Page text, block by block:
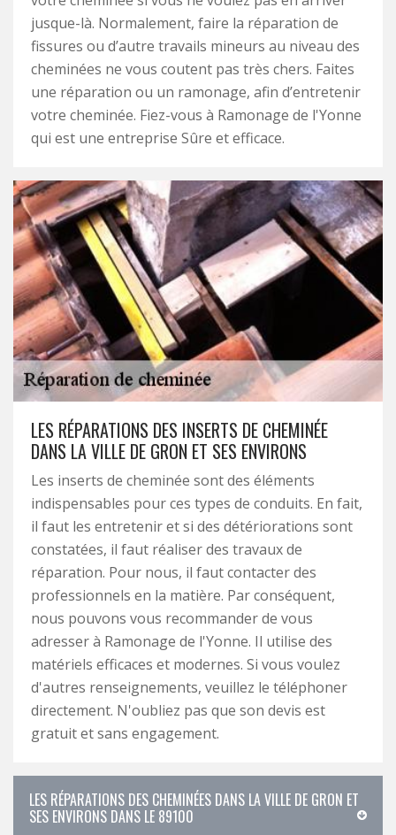
jusque-là. Normalement, faire la réparation de
fissures ou d’autre travails mineurs au niveau des
cheminées ne vous coutent pas très chers. Faites
une réparation ou un ramonage, afin d’entretenir
votre cheminée. Fiez-vous à Ramonage de l'Yonne
qui est une entreprise Sûre et efficace.
LES RÉPARATIONS DES INSERTS DE CHEMINÉE
DANS LA VILLE DE GRON ET SES ENVIRONS
Les inserts de cheminée sont des éléments
indispensables pour ces types de conduits. En fait,
il faut les entretenir et si des détériorations sont
constatées, il faut réaliser des travaux de
réparation. Pour nous, il faut contacter des
professionnels en la matière. Par conséquent,
nous pouvons vous recommander de vous
adresser à Ramonage de l'Yonne. Il utilise des
matériels efficaces et modernes. Si vous voulez
d'autres renseignements, veuillez le téléphoner
directement. N'oubliez pas que son devis est
gratuit et sans engagement.
LES RÉPARATIONS DES CHEMINÉES DANS LA VILLE DE GRON ET
SES ENVIRONS DANS LE 89100